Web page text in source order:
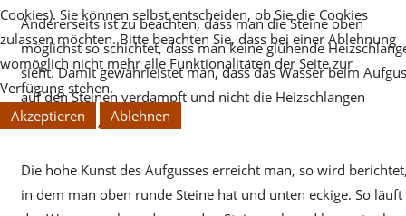
Andererseits ist zu beachten, dass man die Steine oben
möglichst so schichtet, dass man keine glühende
sieht. Damit gewährleistet man, dass das Wasser beim
auf den Steinen verdampft und nicht die Heizschlangen
unmittelbar „schockt“.
Die hohe Kunst des Aufgusses erreicht man, so wird
in dem man oben runde Steine hat und unten eckige. So läuft
Cookies). Sie können selbst entscheiden, ob Sie die Cookies
zulassen möchten. Bitte beachten Sie, dass bei einer Ablehnung
womöglich nicht mehr alle Funktionalitäten der Seite zur
Verfügung stehen.
Akzeptieren
Ablehnen